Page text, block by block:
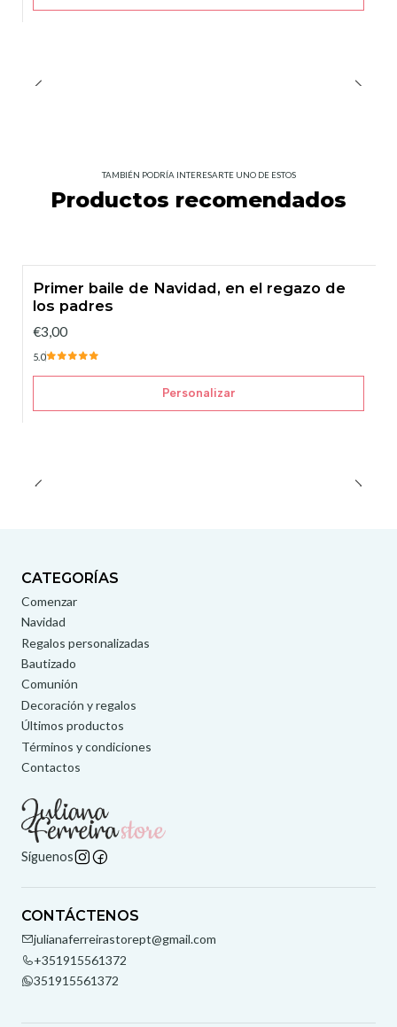
TAMBIÉN PODRÍA INTERESARTE UNO DE ESTOS
Productos recomendados
Primer baile de Navidad, en el regazo de
los padres
€3,00
5.0
Personalizar
CATEGORÍAS
Comenzar
Navidad
Regalos personalizadas
Bautizado
Comunión
Decoración y regalos
Últimos productos
Términos y condiciones
Contactos
Síguenos
CONTÁCTENOS
julianaferreirastorept@gmail.com
+351915561372
351915561372